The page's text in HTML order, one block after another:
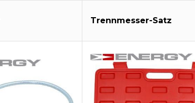
Trennmesser-Satz